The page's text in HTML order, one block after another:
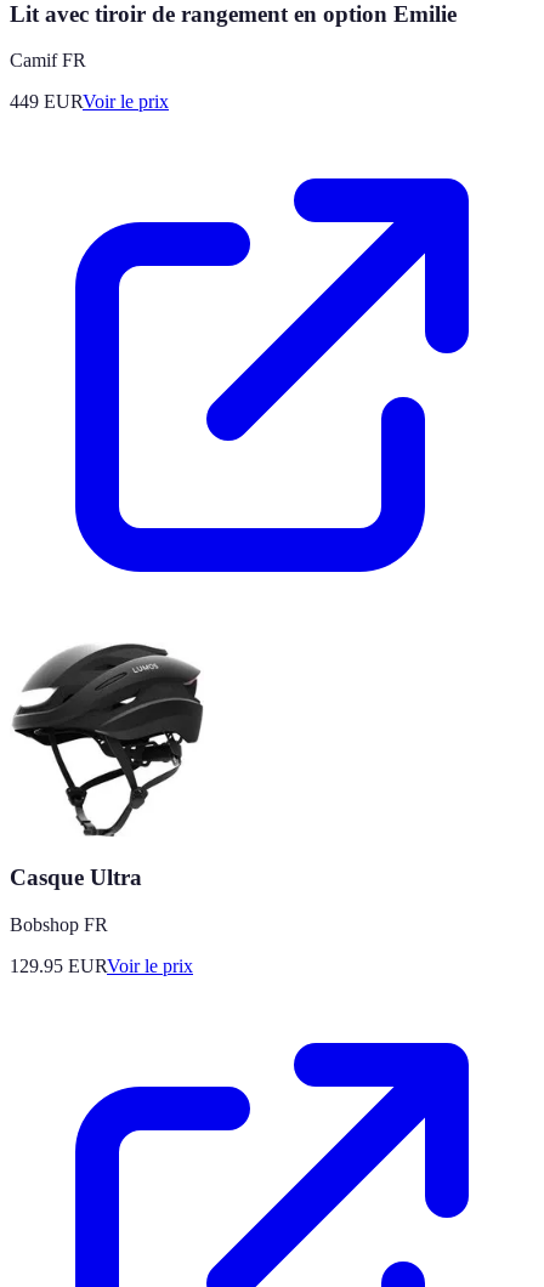
Lit avec tiroir de rangement en option Emilie
Camif FR
449 EURVoir le prix
Casque Ultra
Bobshop FR
129.95 EURVoir le prix